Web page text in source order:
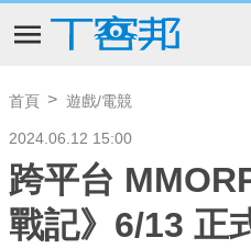
首頁 遊戲/電競
2024.06.12 15:00
跨平台
戰記》6/13 正